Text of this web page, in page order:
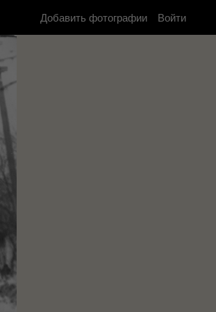
Добавить фотографии Войти